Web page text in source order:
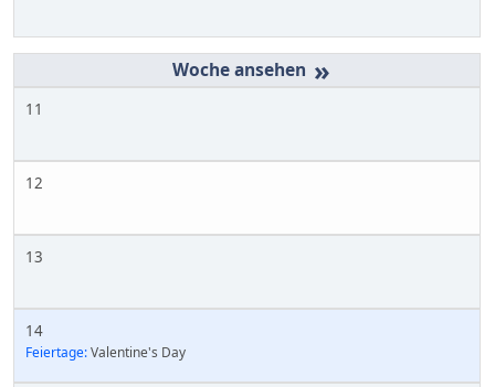
»
11
12
13
14
Feiertage:Valentine's Day